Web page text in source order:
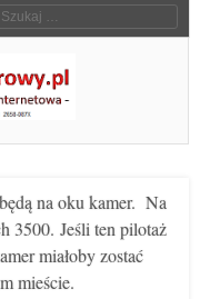
Szukaj
na oku kamer. Na
3500. Jeśli ten pilotaż
miałoby zostać
mieście.